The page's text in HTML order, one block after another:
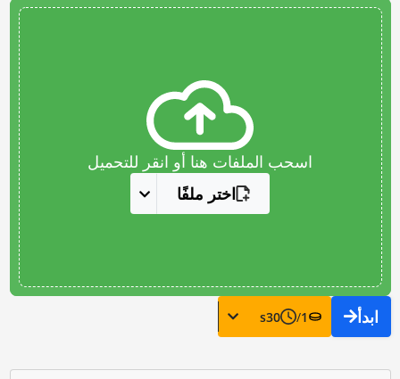
اسحب الملفات هنا أو انقر للتحميل
اختر ملفًا
ابدأ 1
/
30
s